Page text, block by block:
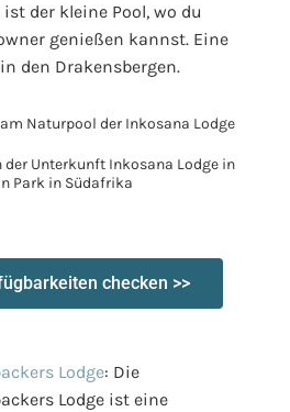
der kleine Pool, wo du
genießen kannst. Eine
den Drakensbergen.
checken >>
Lodge: Die
Lodge ist eine